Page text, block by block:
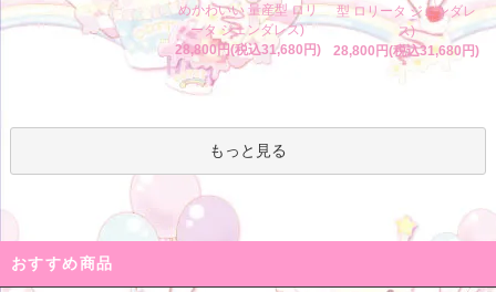
めかわいい 量産型 ロリ
ータ ジェンダレス)
28,800円(税込31,680円)
型 ロリータ ジェンダレ
ス)
28,800円(税込31,680円)
もっと見る
おすすめ商品